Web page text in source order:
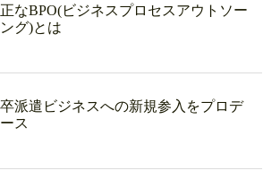
なBPO(ビジネスプロセスアウトソー
グ)とは
派遣ビジネスへの新規参入をプロデ
ス